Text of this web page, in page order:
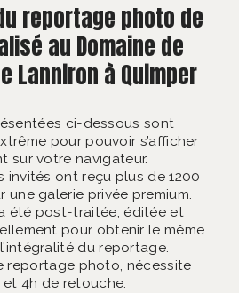
reportage photo de
au Domaine de
Lanniron à Quimper
ci-dessous sont
pour pouvoir s’afficher
sur votre navigateur.
invités ont reçu plus de 1200
une galerie privée premium.
été post-traitée, éditée et
pour obtenir le même
du reportage.
reportage photo, nécessite
et 4h de retouche.